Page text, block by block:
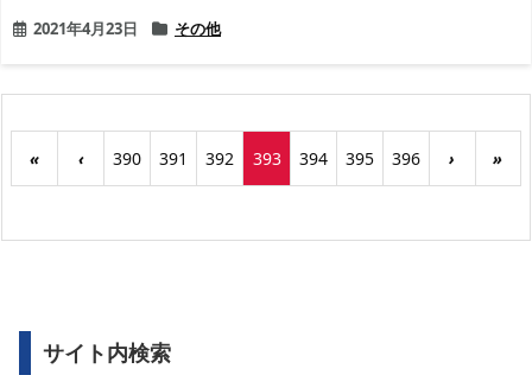
2021年4月23日 その他
« ‹ 390 391 392 393 394 395 396 › »
サイト内検索